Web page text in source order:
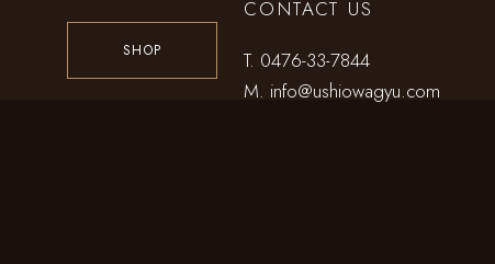
SHOP
CONTACT US
T. 0476-33-7844
M. info@ushiowagyu.com